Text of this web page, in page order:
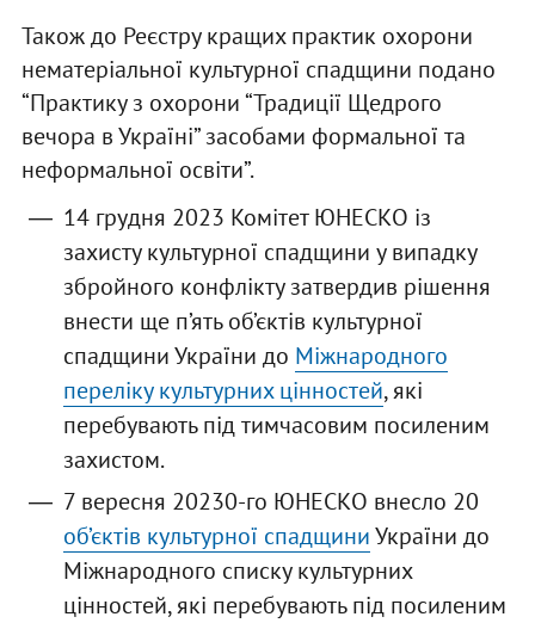
Також до Реєстру кращих практик охорони
нематеріальної культурної спадщини подано
“Практику з охорони “Традиції Щедрого
вечора в Україні” засобами формальної та
неформальної освіти”.
14 грудня 2023 Комітет ЮНЕСКО із
захисту культурної спадщини у випадку
збройного конфлікту затвердив рішення
внести ще п’ять об’єктів культурної
спадщини України до Міжнародного
переліку культурних цінностей, які
перебувають під тимчасовим посиленим
захистом.
7 вересня 20230-го ЮНЕСКО внесло 20
об’єктів культурної спадщиниУкраїни до
Міжнародного списку культурних
цінностей, які перебувають під посиленим